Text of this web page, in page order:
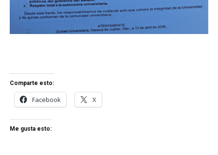
Comparte esto:
Facebook X
Me gusta esto: